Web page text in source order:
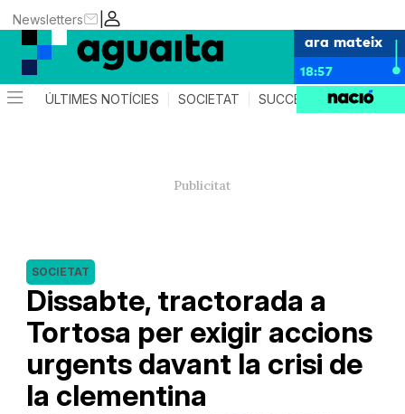
|
Newsletters
ara mateix
18:57
ÚLTIMES NOTÍCIES SOCIETAT SUCCESSOS AGENDA
Dissabte, tractorada a
Tortosa per exigir accions
urgents davant la crisi de
la clementina
SOCIETAT